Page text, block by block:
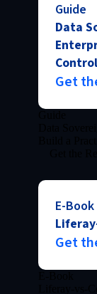
Guide
Data
Get
E-Book
Get